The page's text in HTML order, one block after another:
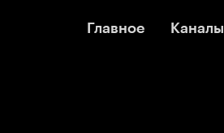
Главное Каналы
Главное Каналы